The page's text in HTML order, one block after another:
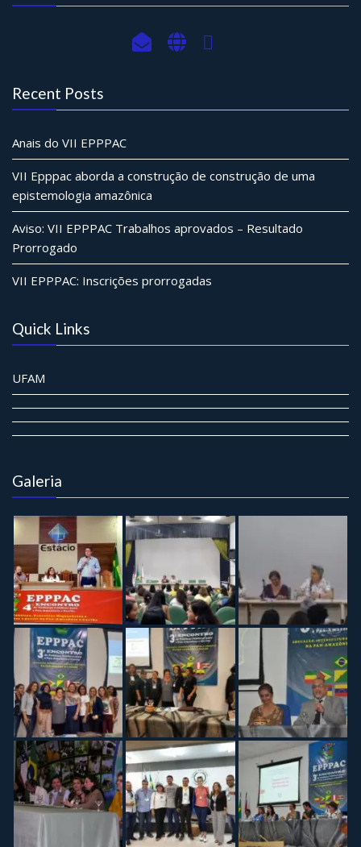
Recent Posts
Anais do VII EPPPAC
VII Epppac aborda a construção de construção de uma
epistemologia amazônica
Aviso: VII EPPPAC Trabalhos aprovados – Resultado
Prorrogado
VII EPPPAC: Inscrições prorrogadas
Quick Links
UFAM
Galeria